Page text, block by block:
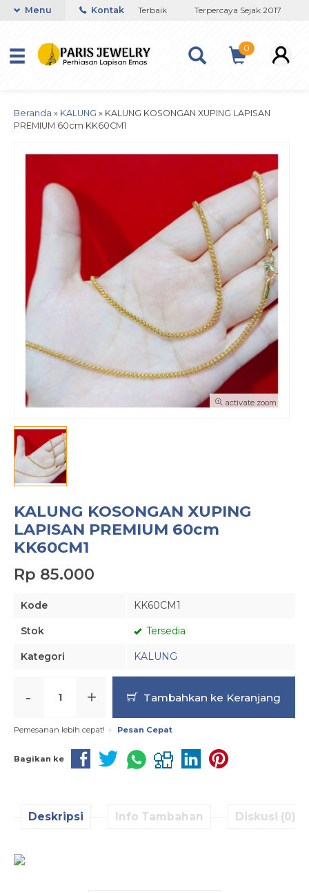
Toko Titanium Lapisan Emas Terbaik Terpercaya Sejak 2017
Menu Kontak
0
Beranda » KALUNG » KALUNG KOSONGAN XUPING LAPISAN
PREMIUM 60cm KK60CM1
activate zoom
KALUNG KOSONGAN XUPING
LAPISAN PREMIUM 60cm
KK60CM1
Rp 85.000
Kode KK60CM1
Stok Tersedia
Kategori KALUNG
- + Tambahkan ke Keranjang
Pemesanan lebih cepat! Pesan Cepat
Bagikan ke
Deskripsi Info Tambahan Diskusi (0)